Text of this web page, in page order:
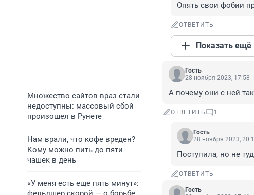
Множество сайтов враз стали
недоступны: массовый сбой
произошел в Рунете
Нам врали, что кофе вреден?
Кому можно пить до пяти
чашек в день
«У меня есть еще пять минут»:
Опять свои фобии
ОТВЕТИТЬ
Показать ещё
Гость
28 ноября 2023, 17:58
А почему они с ней
ОТВЕТИТЬ 1
Гость
28 ноября 2023,
Поступила, но не
ОТВЕТИТЬ
Гость